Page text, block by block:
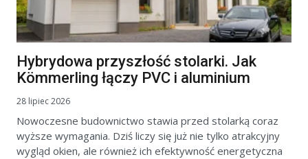
Hybrydowa przyszłość stolarki. Jak
Kömmerling łączy PVC i aluminium
28 lipiec 2026
Nowoczesne budownictwo stawia przed stolarką coraz
wyższe wymagania. Dziś liczy się już nie tylko atrakcyjny
wygląd okien, ale również ich efektywność energetyczna